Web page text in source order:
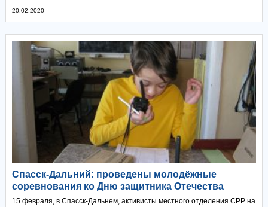
20.02.2020
Спасск-Дальний: проведены молодёжные
соревнования ко Дню защитника Отечества
15 февраля, в Спасск-Дальнем, активисты местного отделения СРР на